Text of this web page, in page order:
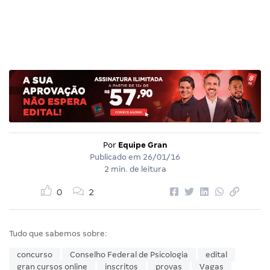
Por Equipe Gran
Publicado em 26/01/16
2 min. de leitura
0 2
Tudo que sabemos sobre:
concurso Conselho Federal de Psicologia
edital
gran cursos online
inscritos provas Vagas